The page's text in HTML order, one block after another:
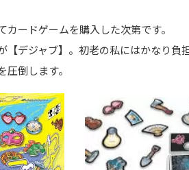
カードゲームを購入した次第です。
【デジャブ】。初老の私にはかなり負
圧倒します。